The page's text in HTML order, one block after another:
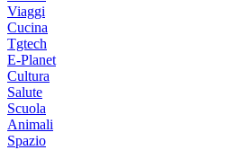
Viaggi
Cucina
Tgtech
E-Planet
Cultura
Salute
Scuola
Animali
Spazio